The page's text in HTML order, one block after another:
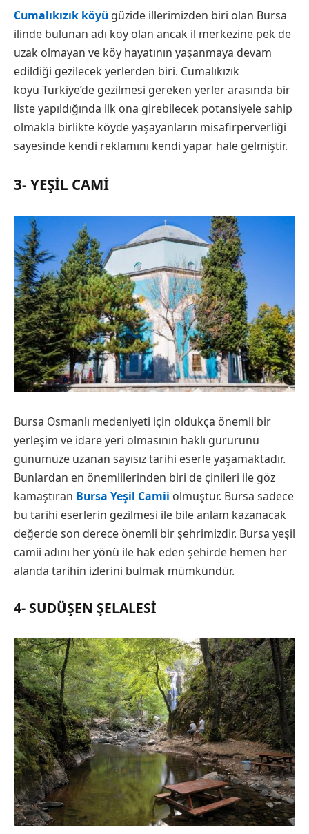
Cumalıkızık köyü güzide illerimizden biri olan Bursa
ilinde bulunan adı köy olan ancak il merkezine pek de
uzak olmayan ve köy hayatının yaşanmaya devam
edildiği gezilecek yerlerden biri. Cumalıkızık
köyü Türkiye’de gezilmesi gereken yerler arasında bir
liste yapıldığında ilk ona girebilecek potansiyele sahip
olmakla birlikte köyde yaşayanların misafirperverliği
sayesinde kendi reklamını kendi yapar hale gelmiştir.
3- YEŞIL CAMI
Bursa Osmanlı medeniyeti için oldukça önemli bir
yerleşim ve idare yeri olmasının haklı gururunu
günümüze uzanan sayısız tarihi eserle yaşamaktadır.
Bunlardan en önemlilerinden biri de çinileri ile göz
kamaştıran Bursa Yeşil Camii olmuştur. Bursa sadece
bu tarihi eserlerin gezilmesi ile bile anlam kazanacak
değerde son derece önemli bir şehrimizdir. Bursa yeşil
camii adını her yönü ile hak eden şehirde hemen her
alanda tarihin izlerini bulmak mümkündür.
4- SUDÜŞEN ŞELALESI